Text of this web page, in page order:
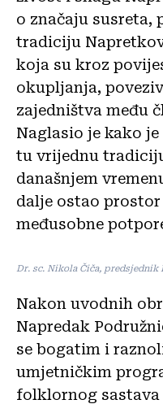
o značaju susreta,
tradiciju
koja su kroz
okupljanja,
zajedništva među
Naglasio je kako
tu vrijednu
današnjem
dalje ostao
međusobne
Dr. sc. Nikola Čiča, predsjednik
Nakon uvodnih
Napredak
se bogatim i
umjetničkim
folklornog sastava